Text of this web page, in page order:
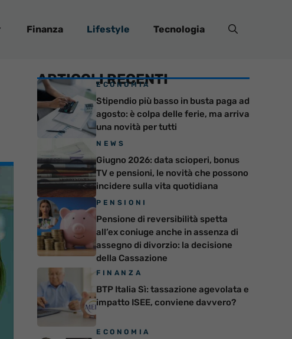
Finanza Lifestyle Tecnologia
ARTICOLI RECENTI
ECONOMIA
Stipendio più basso in busta paga ad
agosto: è colpa delle ferie, ma arriva
una novità per tutti
NEWS
Giugno 2026: data scioperi, bonus
TV e pensioni, le novità che possono
incidere sulla vita quotidiana
PENSIONI
Pensione di reversibilità spetta
all’ex coniuge anche in assenza di
assegno di divorzio: la decisione
della Cassazione
FINANZA
BTP Italia Sì: tassazione agevolata e
impatto ISEE, conviene davvero?
ECONOMIA